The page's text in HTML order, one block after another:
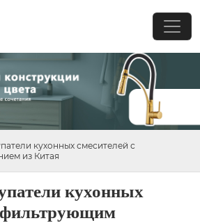
кухонных смесителей с
из Китая
кухонных
фильтрующим